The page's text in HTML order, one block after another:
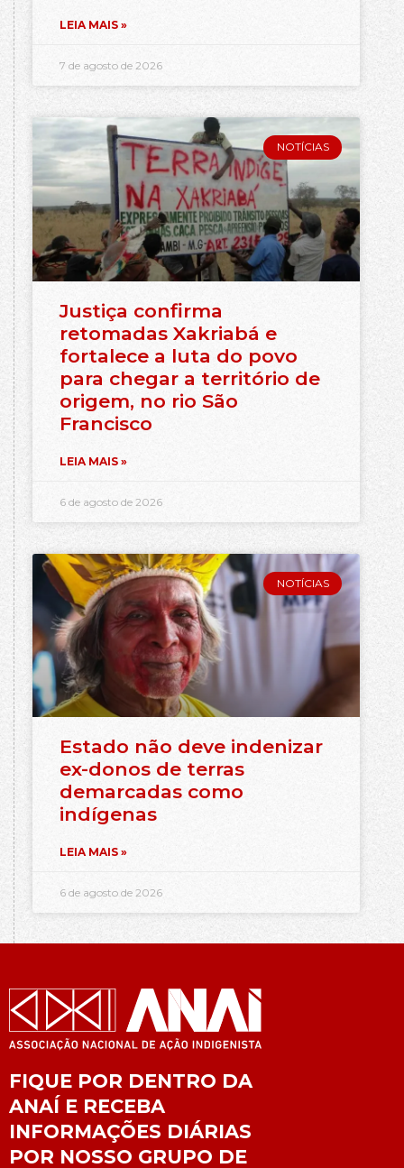
LEIA MAIS »
7 de agosto de 2026
NOTÍCIAS
Justiça confirma
retomadas Xakriabá e
fortalece a luta do povo
para chegar a território de
origem, no rio São
Francisco
LEIA MAIS »
6 de agosto de 2026
NOTÍCIAS
Estado não deve indenizar
ex-donos de terras
demarcadas como
indígenas
LEIA MAIS »
6 de agosto de 2026
FIQUE POR DENTRO DA
ANAÍ E RECEBA
INFORMAÇÕES DIÁRIAS
POR NOSSO GRUPO DE